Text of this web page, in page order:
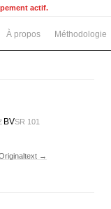
actif.
À propos Méthodologie
BVSR 101
→